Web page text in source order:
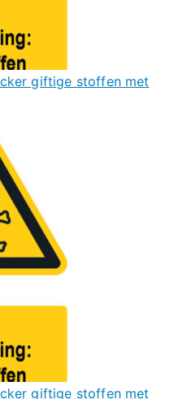
giftige stoffen met
giftige stoffen met